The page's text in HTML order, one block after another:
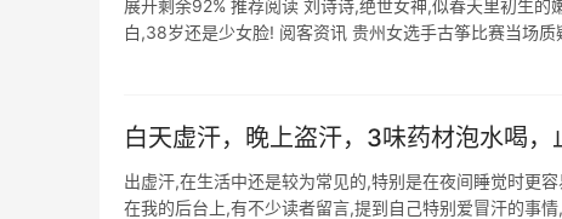
展开剩余92% 推荐阅读 刘诗诗,绝世女神,似春天里初生
白,38岁还是少女脸! 阅客资讯 贵州女选手古筝比赛当场质
白天虚汗，晚上盗汗，3味药材泡水喝
出虚汗,在生活中还是较为常见的,特别是在夜间睡觉时更
在我的后台上,有不少读者留言,提到自己特别爱冒汗的事